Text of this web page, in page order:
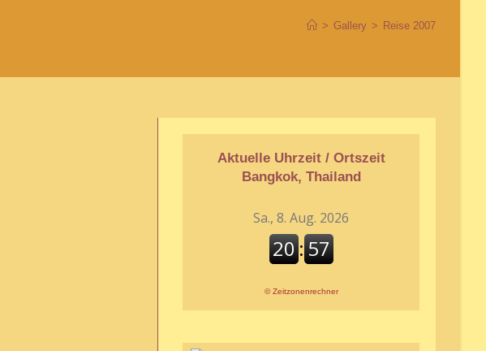
> Gallery > Reise 2007
Aktuelle Uhrzeit / Ortszeit
Bangkok, Thailand
©Zeitzonenrechner